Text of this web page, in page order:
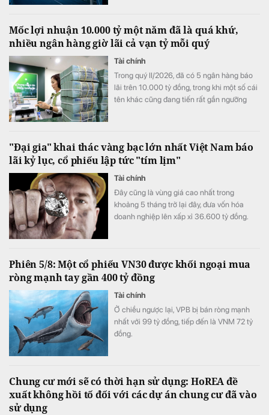
Mốc lợi nhuận 10.000 tỷ một năm đã là quá khứ,
nhiều ngân hàng giờ lãi cả vạn tỷ mỗi quý
Tài chính
Trong quý II/2026, đã có 5 ngân hàng báo
lãi trên 10.000 tỷ đồng, trong khi một số cái
tên khác cũng đang tiến rất gần ngưỡng
"Đại gia" khai thác vàng bạc lớn nhất Việt Nam báo
lãi kỷ lục, cổ phiếu lập tức "tím lịm"
Tài chính
Đây cũng là vùng giá cao nhất trong
khoảng 5 tháng trở lại đây, đưa vốn hóa
doanh nghiệp lên xấp xỉ 36.600 tỷ đồng.
Phiên 5/8: Một cổ phiếu VN30 được khối ngoại mua
ròng mạnh tay gần 400 tỷ đồng
Tài chính
Ở chiều ngược lại, VPB bị bán ròng mạnh
nhất với 99 tỷ đồng, tiếp đến là VNM 72 tỷ
đồng.
Chung cư mới sẽ có thời hạn sử dụng: HoREA đề
xuất không hồi tố đối với các dự án chung cư đã vào
sử dụng